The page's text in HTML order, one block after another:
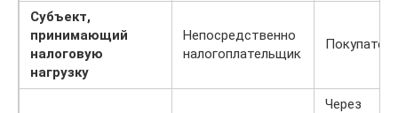
Субъект,
принимающий
налоговую
нагрузку
Непосредственно
налогоплательщик
Покупатель
Через